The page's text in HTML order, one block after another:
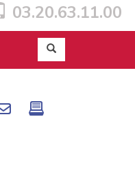
03.20.63.11.00